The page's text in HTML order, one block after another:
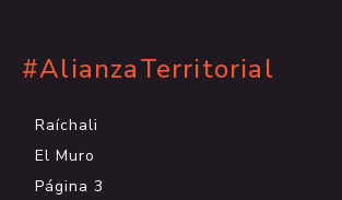
#AlianzaTerritorial
Raíchali
El Muro
Página 3